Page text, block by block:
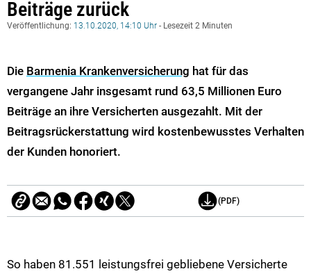
Beiträge zurück
Veröffentlichung: 13.10.2020, 14:10 Uhr - Lesezeit 2 Minuten
Die Barmenia Krankenversicherung hat für das
vergangene Jahr insgesamt rund 63,5 Millionen Euro
Beiträge an ihre Versicherten ausgezahlt. Mit der
Beitragsrückerstattung wird kostenbewusstes Verhalten
der Kunden honoriert.
(PDF)
So haben 81.551 leistungsfrei gebliebene Versicherte